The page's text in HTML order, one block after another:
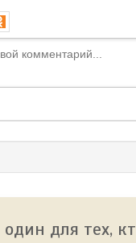
для тех,